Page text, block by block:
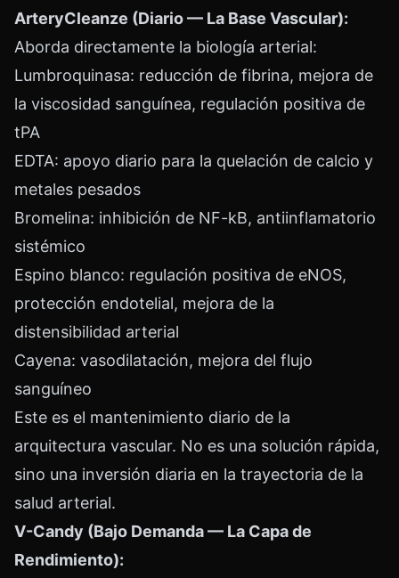
ArteryCleanze (Diario — La Base Vascular):
Aborda directamente la biología arterial:
Lumbroquinasa: reducción de fibrina, mejora de
la viscosidad sanguínea, regulación positiva de
tPA
EDTA: apoyo diario para la quelación de calcio y
metales pesados
Bromelina: inhibición de NF-kB, antiinflamatorio
sistémico
Espino blanco: regulación positiva de eNOS,
protección endotelial, mejora de la
distensibilidad arterial
Cayena: vasodilatación, mejora del flujo
sanguíneo
Este es el mantenimiento diario de la
arquitectura vascular. No es una solución rápida,
sino una inversión diaria en la trayectoria de la
salud arterial.
V-Candy (Bajo Demanda — La Capa de
Rendimiento):